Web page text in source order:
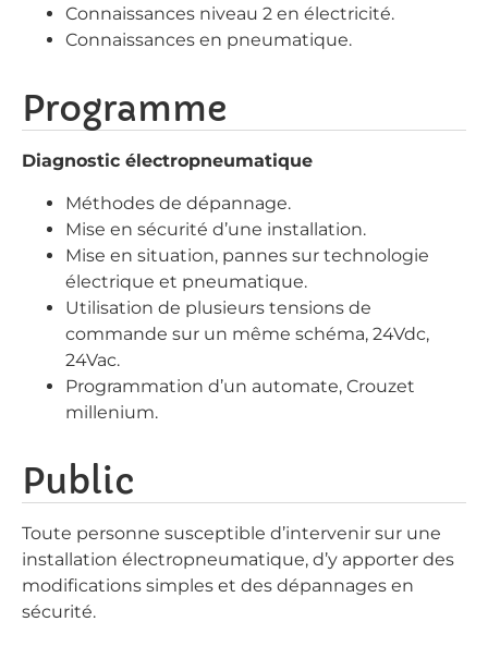
Connaissances niveau 2 en électricité.
Connaissances en pneumatique.
Programme
Diagnostic électropneumatique
Méthodes de dépannage.
Mise en sécurité d’une installation.
Mise en situation, pannes sur technologie
électrique et pneumatique.
Utilisation de plusieurs tensions de
commande sur un même schéma, 24Vdc,
24Vac.
Programmation d’un automate, Crouzet
millenium.
Public
Toute personne susceptible d’intervenir sur une
installation électropneumatique, d’y apporter des
modifications simples et des dépannages en
sécurité.